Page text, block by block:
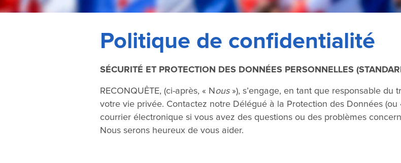
Politique de confidentialité
SÉCURITÉ ET PROTECTION DES DONNÉES PERSONNELLES
RECONQUÊTE, (ci-après, « N ous»), s’engage, en tant que responsable du
votre vie privée. Contactez notre Délégué à la Protection des Données (ou
courrier électronique si vous avez des questions ou des problèmes
Nous serons heureux de vous aider.